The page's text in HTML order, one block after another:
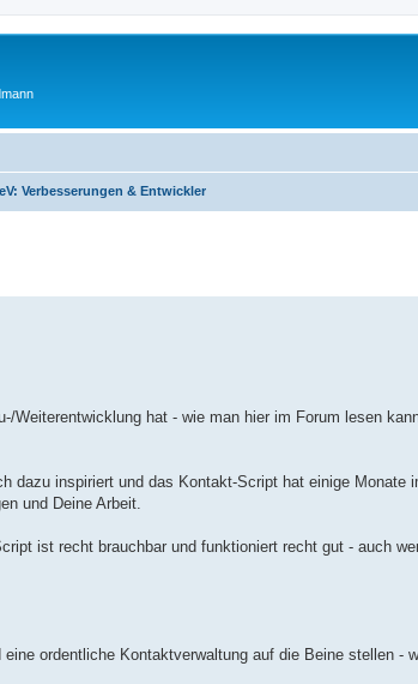
Verbesserungen & Entwickler
Weiterentwicklung hat - wie man hier im Forum lesen
dazu inspiriert und das Kontakt-Script hat einige Monate
und Deine Arbeit.
ist recht brauchbar und funktioniert recht gut - auch
ordentliche Kontaktverwaltung auf die Beine stellen -